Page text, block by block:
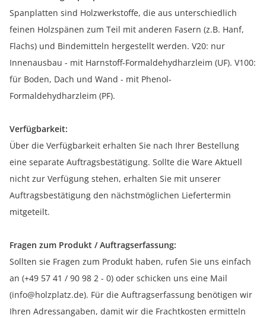
Spanplatten sind Holzwerkstoffe, die aus unterschiedlich
feinen Holzspänen zum Teil mit anderen Fasern (z.B. Hanf,
Flachs) und Bindemitteln hergestellt werden. V20: nur
Innenausbau - mit Harnstoff-Formaldehydharzleim (UF). V100:
für Boden, Dach und Wand - mit Phenol-
Formaldehydharzleim (PF).
Verfügbarkeit:
Über die Verfügbarkeit erhalten Sie nach Ihrer Bestellung
eine separate Auftragsbestätigung. Sollte die Ware Aktuell
nicht zur Verfügung stehen, erhalten Sie mit unserer
Auftragsbestätigung den nächstmöglichen Liefertermin
mitgeteilt.
Fragen zum Produkt / Auftragserfassung:
Sollten sie Fragen zum Produkt haben, rufen Sie uns einfach
an (+49 57 41 / 90 98 2 - 0) oder schicken uns eine Mail
(info@holzplatz.de). Für die Auftragserfassung benötigen wir
Ihren Adressangaben, damit wir die Frachtkosten ermitteln